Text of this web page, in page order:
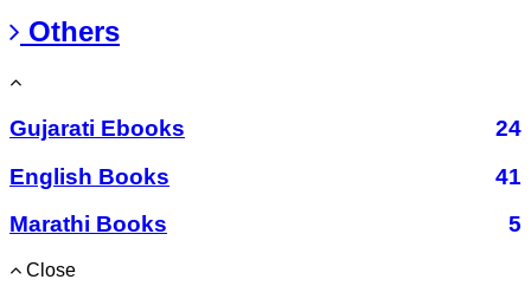
Others
Gujarati Ebooks
24
English Books
41
Marathi Books
5
Close